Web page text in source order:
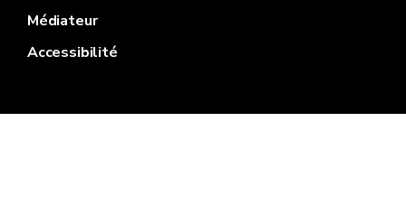
Médiateur
Accessibilité